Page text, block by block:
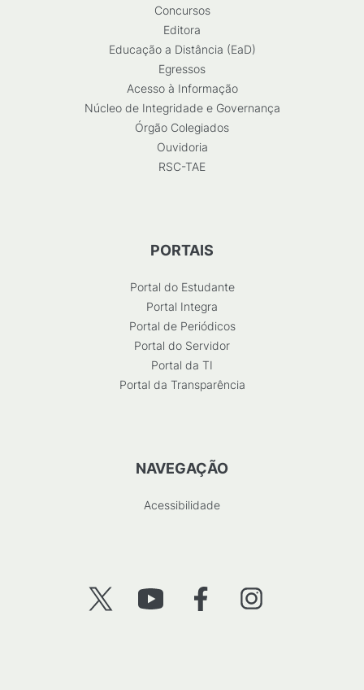
Concursos
Editora
Educação a Distância (EaD)
Egressos
Acesso à Informação
Núcleo de Integridade e Governança
Órgão Colegiados
Ouvidoria
RSC-TAE
PORTAIS
Portal do Estudante
Portal Integra
Portal de Periódicos
Portal do Servidor
Portal da TI
Portal da Transparência
NAVEGAÇÃO
Acessibilidade